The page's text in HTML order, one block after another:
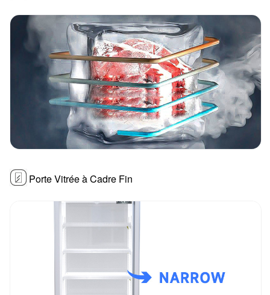
Porte Vitrée à Cadre Fin